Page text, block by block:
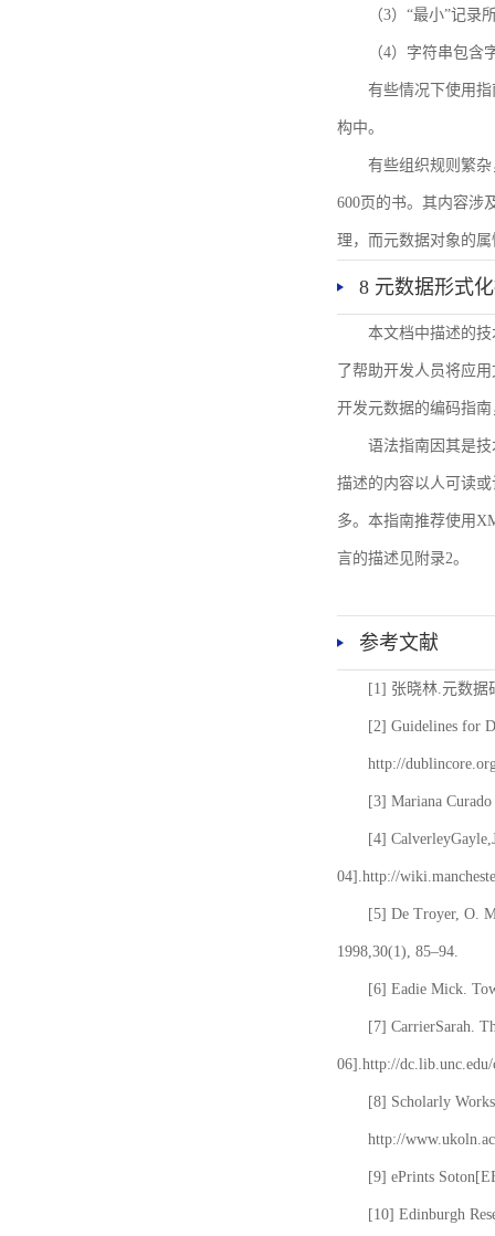
（3）“最小”记录
（4）字符串包含
有些情况下使用
构中。
有些组织规则繁
600页的书。其内容涉
理，而元数据对象的
8 元数据形式
本文档中描述的
了帮助开发人员将应
开发元数据的编码指
语法指南因其是
描述的内容以人可读
多。本指南推荐使用
言的描述见附录2。
参考文献
[1] 张晓林.元数据
[2] Guidelines for
http://
[3] Mariana
[4]
04].http://
[5] De Troyer, O.
1998,30(1), 85–94.
[6] Eadie Mick.
[7] CarrierSarah.
06].http://
[8] Scholarly
http://
[9] ePrints
[10] Edinburgh